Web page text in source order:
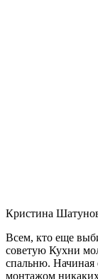
Кристина
Всем, кто еще
советую Кухни
спальню. Начиная
монтажом